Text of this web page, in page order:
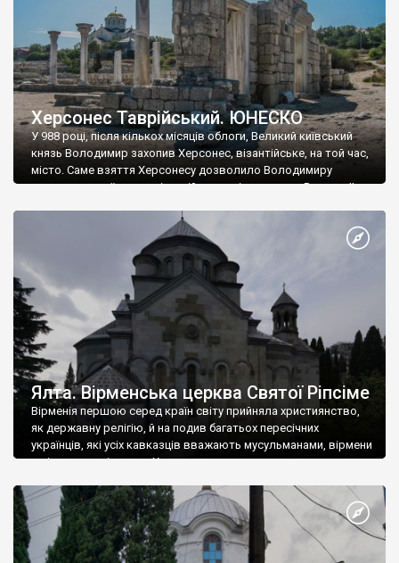
Херсонес Таврійський. ЮНЕСКО
У 988 році, після кількох місяців облоги, Великий київський
князь Володимир захопив Херсонес, візантійське, на той час,
місто. Саме взяття Херсонесу дозволило Володимиру
диктувати свої умови візантійському імператору Василю ІІ, та
Херсонесі Володимир-язичник, став Василем-християнином.
А потім було Хрещення Русі. На честь Херсонесу Таврійського
Ялта. Вірменська церква Святої Ріпсіме
Вірменія першою серед країн світу прийняла християнство,
як державну релігію, й на подив багатьох пересічних
українців, які усіх кавказців вважають мусульманами, вірмени
є відданими вірянами Христа